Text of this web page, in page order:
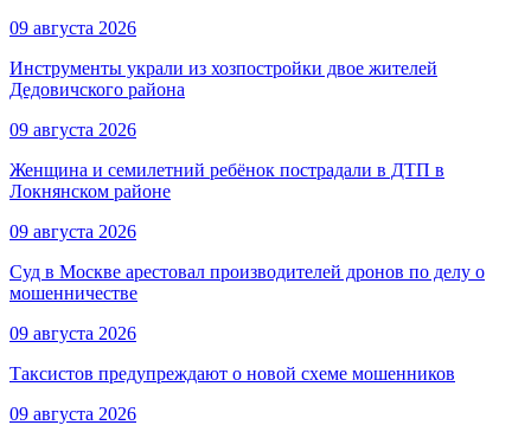
09 августа 2026
Инструменты украли из хозпостройки двое жителей
Дедовичского района
09 августа 2026
Женщина и семилетний ребёнок пострадали в ДТП в
Локнянском районе
09 августа 2026
Суд в Москве арестовал производителей дронов по делу о
мошенничестве
09 августа 2026
Таксистов предупреждают о новой схеме мошенников
09 августа 2026